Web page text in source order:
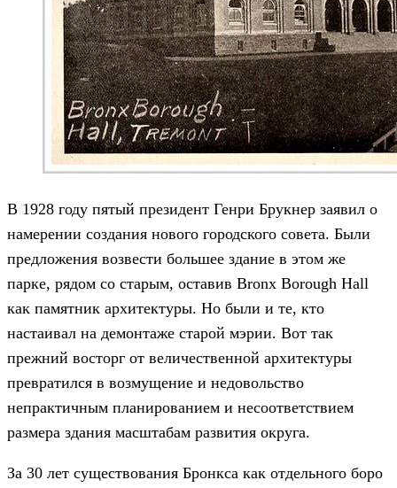
В 1928 году пятый президент Генри Брукнер заявил о
намерении создания нового городского совета. Были
предложения возвести большее здание в этом же
парке, рядом со старым, оставив Bronx Borough Hall
как памятник архитектуры. Но были и те, кто
настаивал на демонтаже старой мэрии. Вот так
прежний восторг от величественной архитектуры
превратился в возмущение и недовольство
непрактичным планированием и несоответствием
размера здания масштабам развития округа.
За 30 лет существования Бронкса как отдельного боро